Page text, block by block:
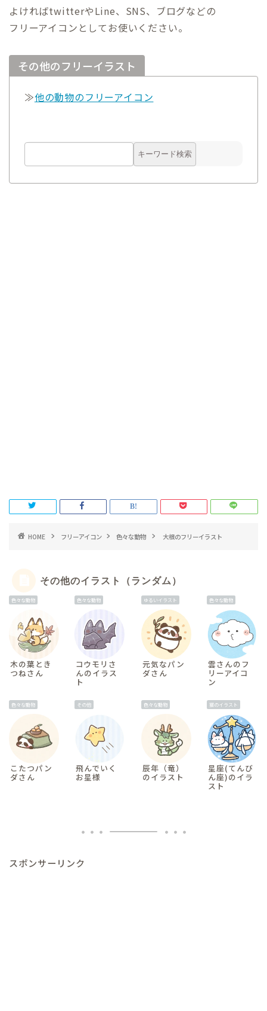
よければtwitterやLine、SNS、ブログなどの
フリーアイコンとしてお使いください。
その他のフリーイラスト
≫他の動物のフリーアイコン
HOME フリーアイコン 色々な動物 大根のフリーイラスト
その他のイラスト（ランダム）
色々な動物
木の葉とき
つねさん
色々な動物
コウモリさ
んのイラス
ト
ゆるいイラスト
元気なパン
ダさん
色々な動物
雲さんのフ
リーアイコ
ン
色々な動物
こたつパン
ダさん
その他
飛んでいく
お星様
色々な動物
辰年（竜）
のイラスト
猫のイラスト
星座(てんび
ん座)のイラ
スト
スポンサーリンク